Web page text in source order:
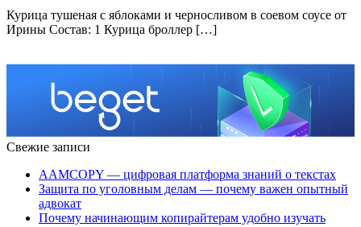
Курица тушеная с яблоками и черносливом в соевом соусе от
Ирины Состав: 1 Курица броллер […]
Свежие записи
AAMCOPY — цифровая платформа знаний о текстах
Защита по уголовным делам — почему важен опытный
адвокат
Почему начинающим копирайтерам удобно изучать